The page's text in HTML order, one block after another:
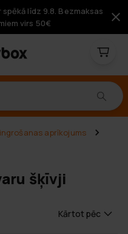
līdz 9.8. Bezmaksas
virs 50€
aprīkojums
šķīvji
Kārtot pēc